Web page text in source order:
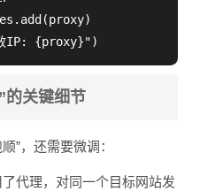
的关键细节
”，还需要微调：
了代理，对同一个目标网站发